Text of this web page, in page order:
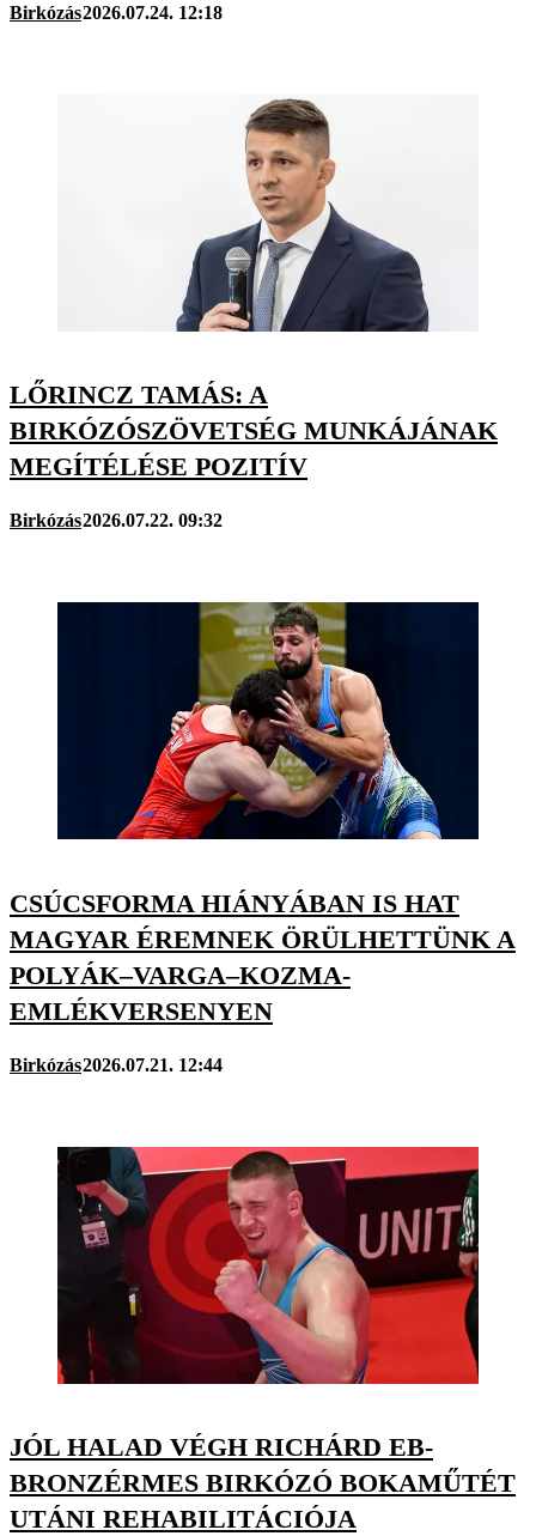
Birkózás2026.07.24. 12:18
LŐRINCZ TAMÁS: A
BIRKÓZÓSZÖVETSÉG MUNKÁJÁNAK
MEGÍTÉLÉSE POZITÍV
Birkózás2026.07.22. 09:32
CSÚCSFORMA HIÁNYÁBAN IS HAT
MAGYAR ÉREMNEK ÖRÜLHETTÜNK A
POLYÁK–VARGA–KOZMA-
EMLÉKVERSENYEN
Birkózás2026.07.21. 12:44
JÓL HALAD VÉGH RICHÁRD EB-
BRONZÉRMES BIRKÓZÓ BOKAMŰTÉT
UTÁNI REHABILITÁCIÓJA